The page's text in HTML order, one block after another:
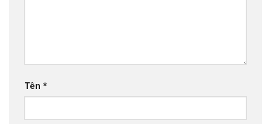
Tên *